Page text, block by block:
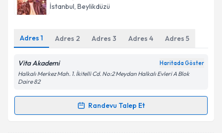
İstanbul, Beylikdüzü
Adres 1 Adres 2 Adres 3 Adres 4 Adres 5
Vita Akademi Haritada Göster
Halkalı Merkez Mah. 1. İkitelli Cd. No:2 Meydan Halkalı Evleri A Blok
Daire 82
Randevu Talep Et
Randevu Takvimi Talebi